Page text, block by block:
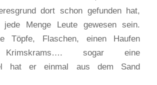
dort schon gefunden hat,
jede Menge Leute gewesen sein.
Töpfe, Flaschen, einen Haufen
Krimskrams…. sogar eine
hat er einmal aus dem Sand